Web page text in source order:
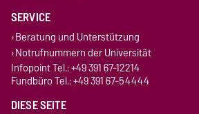
SERVICE
Beratung und Unterstützung
Notrufnummern der Universität
Infopoint Tel.: +49 391 67-12214
Fundbüro Tel.: +49 391 67-54444
DIESE SEITE